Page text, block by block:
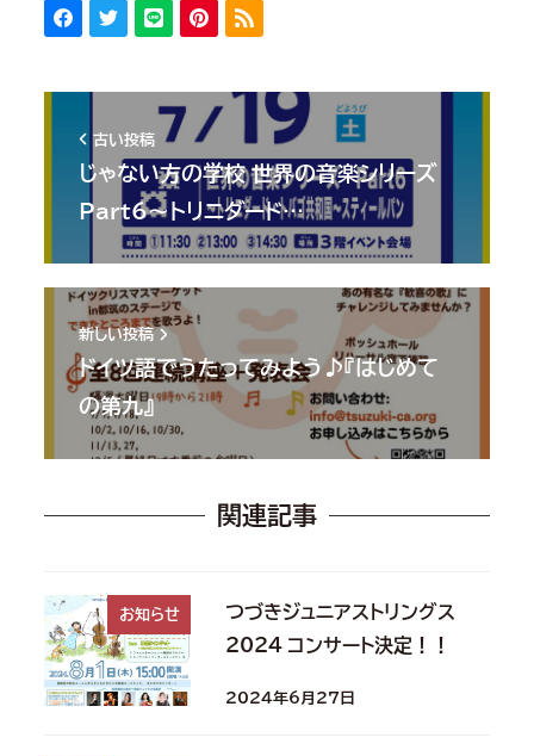
古い投稿
じゃない方の学校 世界の音楽シリーズ
Part6～トリニダード…
新しい投稿
ドイツ語でうたってみよう♪『はじめて
の第九』
関連記事
お知らせ
つづきジュニアストリングス
2024 コンサート決定！！
2024年6月27日